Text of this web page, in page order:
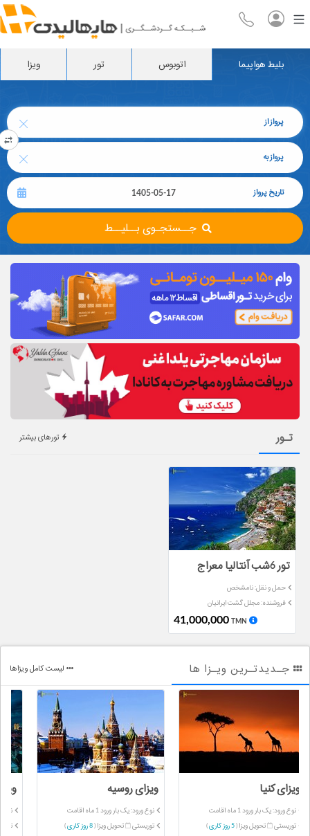
بلیط هواپیما اتوبوس تور ویزا
پرواز از
پرواز به
تاریخ پرواز
جــستجـوی بــلیــط
تـور تورهای بیشتر
تور 6شب آنتالیا معراج
حمل و نقل: نامشخص
فروشنده: مجلل گشت ایرانیان
41,000,000 TMN
جـدیدتـرین ویـزا ها لیست کامل ویزاها
ویزای کنیا
نوع ورود: یک بار ورود 1 ماه اقامت
توریستی تحویل ویزا ( 5 روز کاری )
ویزای روسیه
نوع ورود: یک بار ورود 1 ماه اقامت
توریستی تحویل ویزا ( 8 روز کاری )
نوع